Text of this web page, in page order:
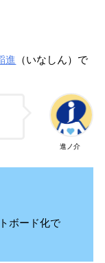
進 （いなしん）で
進ノ介
ボード化で